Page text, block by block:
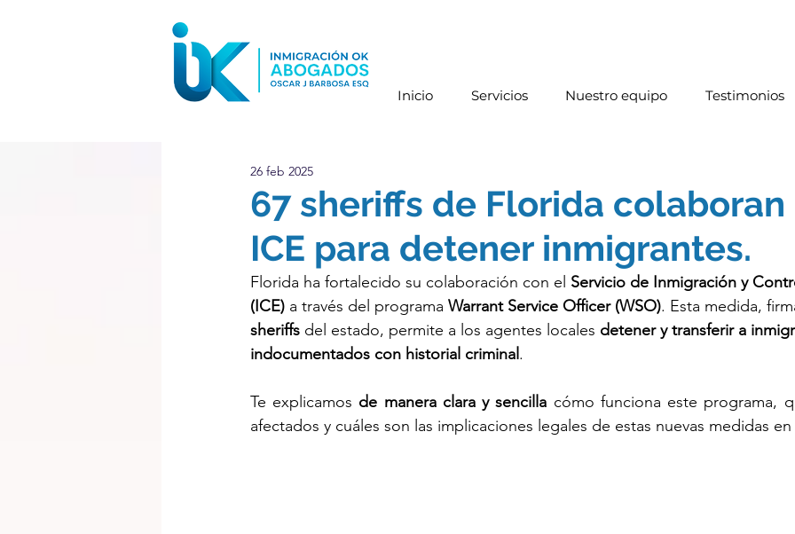
Inicio Servicios Nuestro equipo Testimonios
67 sheriffs de Florida colaboran
ICE para detener inmigrantes.
26 feb 2025
Florida ha fortalecido su colaboración con el Servicio de Inmigración y
(ICE) a través del programa Warrant Service Officer (WSO). Esta medida,
sheriffs del estado, permite a los agentes locales detener y transferir a
indocumentados con historial criminal .
Te explicamos de manera clara y sencilla cómo funciona este programa,
afectados y cuáles son las implicaciones legales de estas nuevas medidas